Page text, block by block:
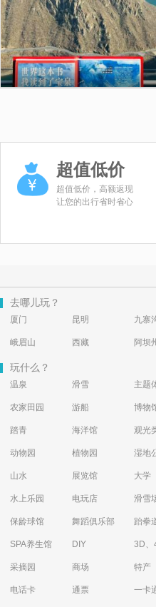
超值低价
超值低价，高额返现
让您的出行省时省心
去哪儿玩？
厦门 昆明 九寨
峨眉山 西藏 阿坝
玩什么？
温泉 滑雪 主题
农家田园 游船 博物
踏青 海洋馆 观光
动物园 植物园 湿地
山水 展览馆 大学
水上乐园 电玩店 滑雪
保龄球馆 舞蹈俱乐部 跆拳
SPA养生馆 DIY
采摘园 商场 特产
电话卡 通票 一卡